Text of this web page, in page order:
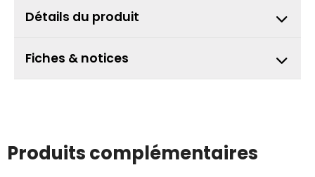
Détails du produit
Fiches & notices
Produits complémentaires